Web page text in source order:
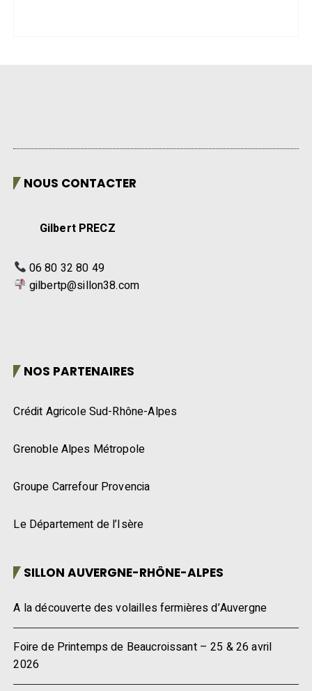
NOUS CONTACTER
Gilbert PRECZ
06 80 32 80 49
gilbertp@sillon38.com
NOS PARTENAIRES
Crédit Agricole Sud-Rhône-Alpes
Grenoble Alpes Métropole
Groupe Carrefour Provencia
Le Département de l’Isère
SILLON AUVERGNE-RHÔNE-ALPES
A la découverte des volailles fermières d’Auvergne
Foire de Printemps de Beaucroissant – 25 & 26 avril
2026